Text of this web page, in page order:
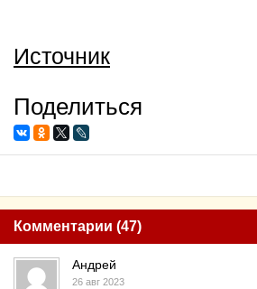
Источник
Поделиться
Комментарии (47)
Андрей
26 авг 2023